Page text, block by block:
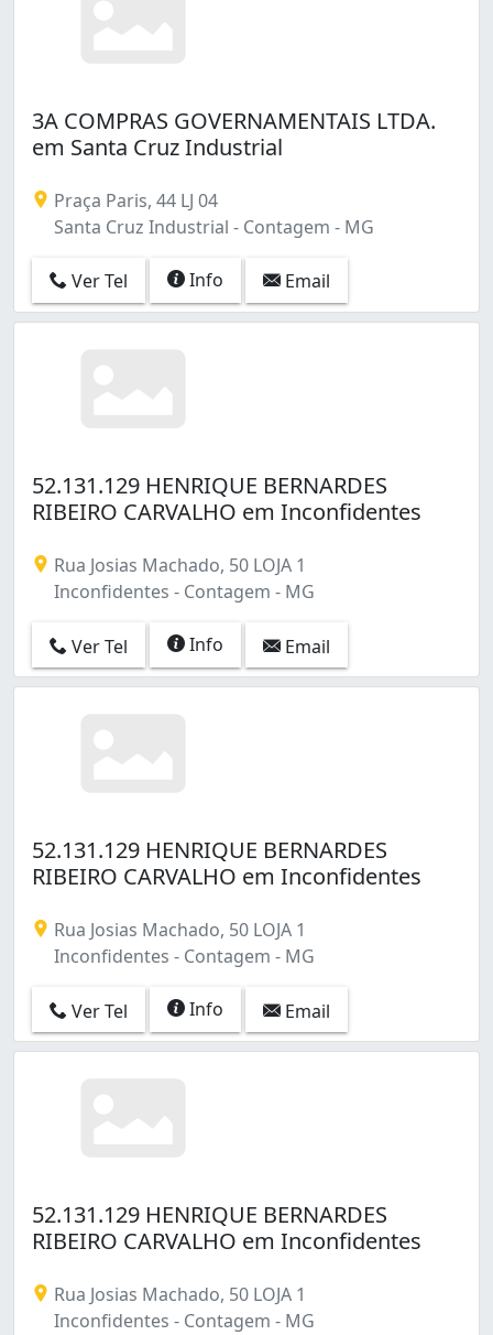
3A COMPRAS GOVERNAMENTAIS LTDA.
em Santa Cruz Industrial
Praça Paris, 44 LJ 04
Santa Cruz Industrial - Contagem - MG
Ver Tel Info Email
52.131.129 HENRIQUE BERNARDES
RIBEIRO CARVALHO em Inconfidentes
Rua Josias Machado, 50 LOJA 1
Inconfidentes - Contagem - MG
Ver Tel Info Email
52.131.129 HENRIQUE BERNARDES
RIBEIRO CARVALHO em Inconfidentes
Rua Josias Machado, 50 LOJA 1
Inconfidentes - Contagem - MG
Ver Tel Info Email
52.131.129 HENRIQUE BERNARDES
RIBEIRO CARVALHO em Inconfidentes
Rua Josias Machado, 50 LOJA 1
Inconfidentes - Contagem - MG